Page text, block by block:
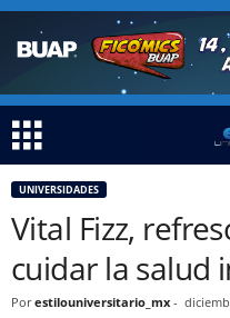
UNIVERSIDADES
Vital Fizz,
cuidar la salud
Por estilouniversitario_mx -